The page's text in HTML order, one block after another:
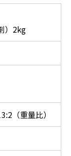
）2kg
（重量比）